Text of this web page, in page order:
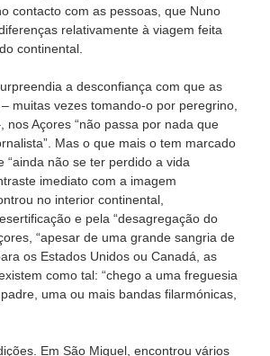
contacto com as pessoas, que Nuno
relativamente à viagem feita
continental.
a desconfiança com que as
muitas vezes tomando-o por peregrino,
nos Açores “não passa por nada que
Mas o que mais o tem marcado
“ainda não se ter perdido a vida
imediato com a imagem
no interior continental,
e pela “desagregação do
“apesar de uma grande sangria de
os Estados Unidos ou Canadá, as
como tal: “chego a uma freguesia
uma ou mais bandas filarmónicas,
Em São Miguel, encontrou vários